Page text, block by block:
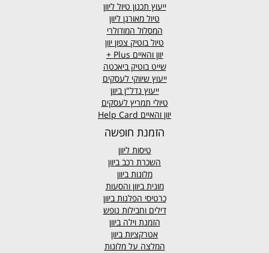
ייעוץ תכנון טיול ליוון
טיול מאורגן ליוון
המסלול המודולרי
טיול בוטיק צפון יוון
יוון והאיים Plus +
שייט בוטיק ביאכטה
ייעוץ שיווקי לעסקים
ייעוץ נדל"ן ביוון
טיולי תמריץ לעסקים
יוון והאיים Help Card
הזמנת חופשה
טיסות ליוון
השכרת רכב ביוון
מלונות ביוון
מונית ביוון והסעות
כרטיסי הפלגות ביוון
דילים וחבילות נופש
הזמנת וילה ביוון
אטרקציות ביוון
המלצה על מלונות